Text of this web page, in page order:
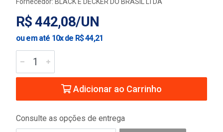
R$ 442,08/UN
ou em até 10x de R$ 44,21
Adicionar ao Carrinho
Consulte as opções de entrega